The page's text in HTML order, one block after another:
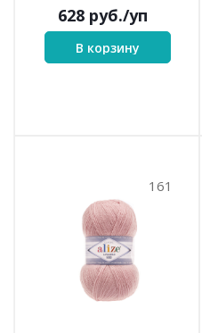
628 руб./уп
В корзину
161